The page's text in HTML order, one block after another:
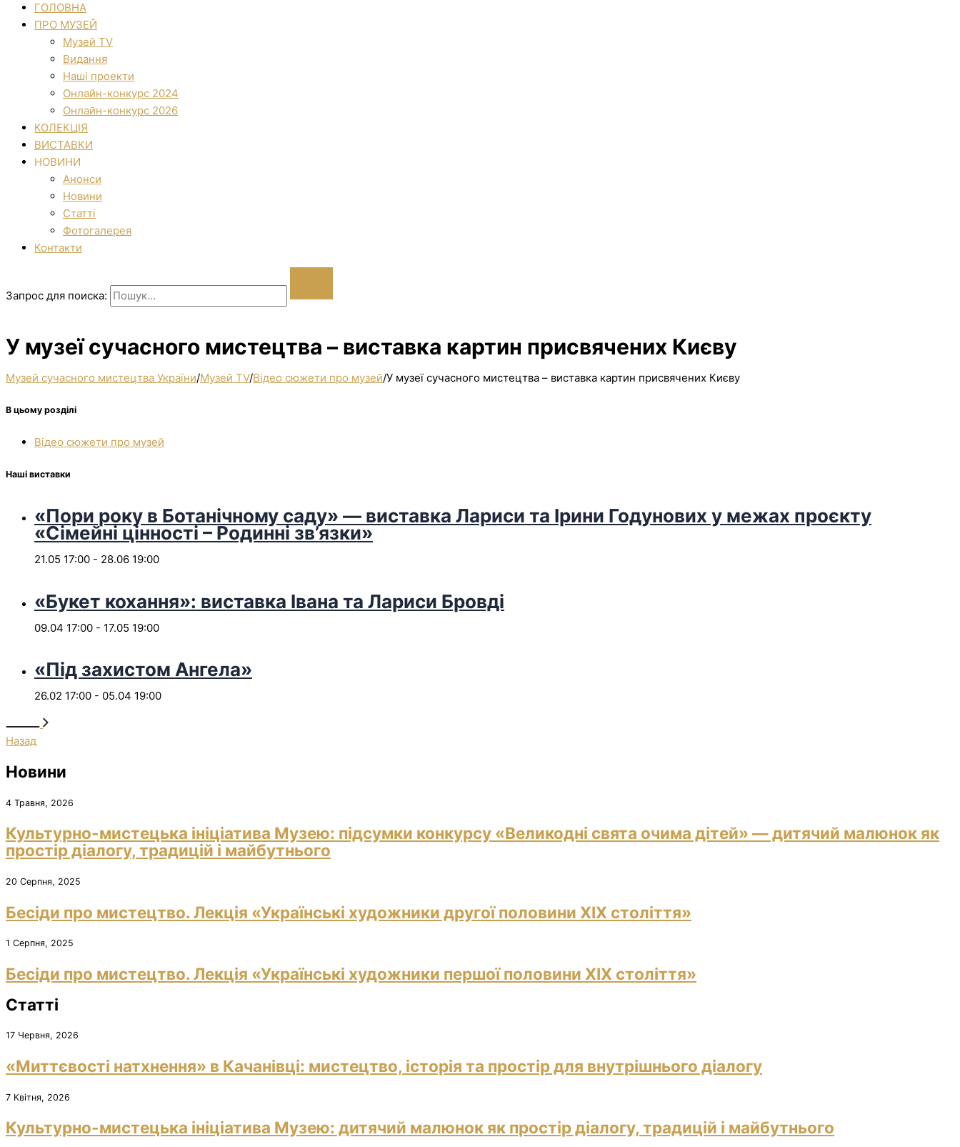
ГОЛОВНА
ПРО МУЗЕЙ
Музей TV
Видання
Наші проекти
Онлайн-конкурс 2024
Онлайн-конкурс 2026
КОЛЕКЦІЯ
ВИСТАВКИ
НОВИНИ
Анонси
Новини
Статті
Фотогалерея
Контакти
Запрос для поиска:
У музеї сучасного мистецтва – виставка картин присвячених Києву
Музей сучасного мистецтва України/Музей TV/Відео сюжети про музей/У музеї сучасного мистецтва – виставка картин присвячених Києву
В цьому розділі
Відео сюжети про музей
Наші виставки
«Пори року в Ботанічному саду» — виставка Лариси та Ірини Годунових у межах проєкту
«Сімейні цінності – Родинні зв’язки»
21.05 17:00 - 28.06 19:00
«Букет кохання»: виставка Івана та Лариси Бровді
09.04 17:00 - 17.05 19:00
«Під захистом Ангела»
26.02 17:00 - 05.04 19:00
Назад
Новини
4 Травня, 2026
Культурно-мистецька ініціатива Музею: підсумки конкурсу «Великодні свята очима дітей» — дитячий малюнок як
простір діалогу, традицій і майбутнього
20 Серпня, 2025
Бесіди про мистецтво. Лекція «Українські художники другої половини ХІХ століття»
1 Серпня, 2025
Бесіди про мистецтво. Лекція «Українські художники першої половини ХІХ століття»
Статті
17 Червня, 2026
«Миттєвості натхнення» в Качанівці: мистецтво, історія та простір для внутрішнього діалогу
7 Квітня, 2026
Культурно-мистецька ініціатива Музею: дитячий малюнок як простір діалогу, традицій і майбутнього